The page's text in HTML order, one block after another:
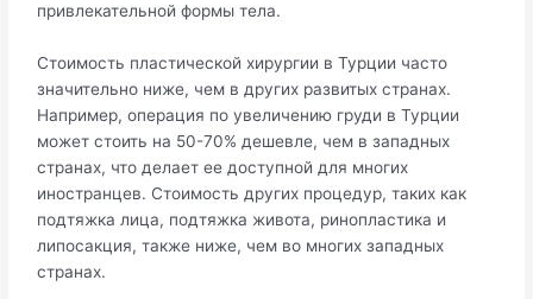
привлекательной формы тела.
Стоимость пластической хирургии в Турции часто
значительно ниже, чем в других развитых странах.
Например, операция по увеличению груди в Турции
может стоить на 50-70% дешевле, чем в западных
странах, что делает ее доступной для многих
иностранцев. Стоимость других процедур, таких как
подтяжка лица, подтяжка живота, ринопластика и
липосакция, также ниже, чем во многих западных
странах.